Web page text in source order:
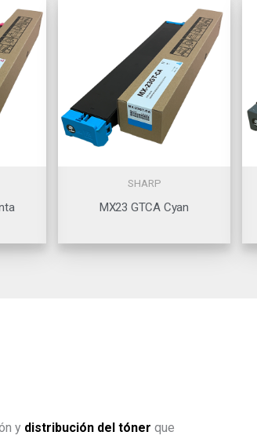
SHARP
MX23 GTCA Cyan
y distribución del tóner que